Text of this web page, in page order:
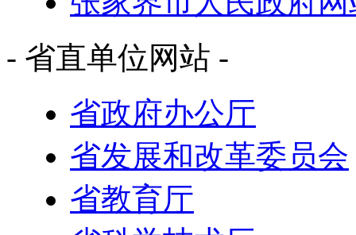
- 省直单位网站 -
省政府办公厅
省发展和改革委员会
省教育厅